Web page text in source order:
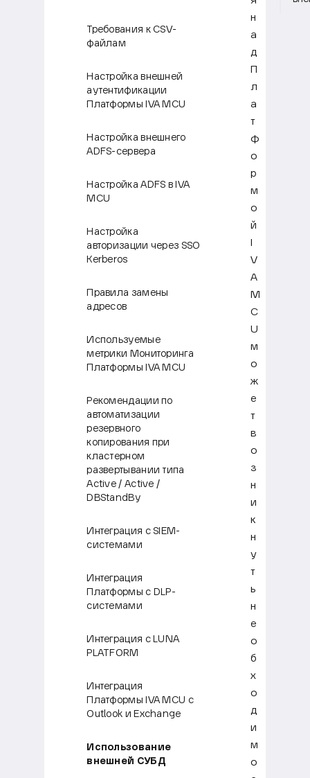
Требования к CSV-
файлам
Настройка внешней
аутентификации
Платформы IVA MCU
Настройка внешнего
ADFS-сервера
Настройка ADFS в IVA
MCU
Настройка
авторизации через SSO
Kerberos
Правила замены
адресов
Используемые
метрики Мониторинга
Платформы IVA MCU
Рекомендации по
автоматизации
резервного
копирования при
кластерном
развертывании типа
Active / Active /
DBStandBy
Интеграция с SIEM-
системами
Интеграция
Платформы с DLP-
системами
Интеграция с LUNA
PLATFORM
Интеграция
Платформы IVA MCU с
Outlook и Exchange
Использование
внешней СУБД
н
а
д
П
л
а
т
ф
о
р
м
о
й
V
A
M
C
U
м
о
ж
е
т
в
о
з
н
и
к
н
у
т
ь
н
е
о
б
х
о
д
и
м
о